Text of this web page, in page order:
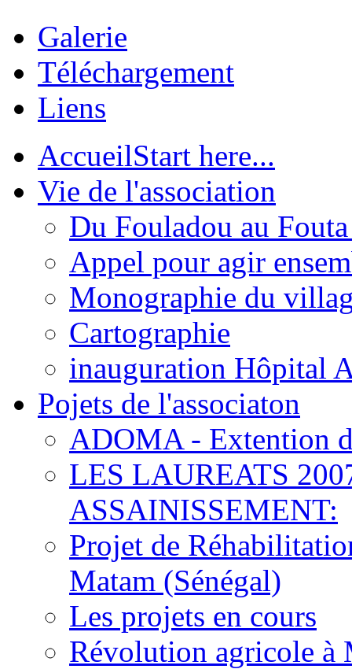
Galerie
Téléchargement
Liens
AccueilStart here...
Vie de l'association
Du Fouladou au
Appel pour agir
Monographie du
Cartographie
inauguration Hôpital
Pojets de l'associaton
ADOMA - Extention
LES LAUREATS
ASSAINISSEMENT:
Projet de
Matam (Sénégal)
Les projets en cours
Révolution agricole à